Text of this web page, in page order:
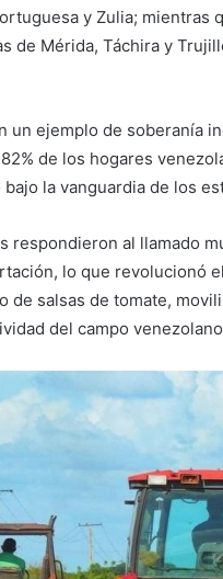
y Zulia; mientras
de Mérida, Táchira y
un ejemplo de soberanía
de los hogares
la vanguardia de los
respondieron al llamado
lo que revolucionó
salsas de tomate,
del campo